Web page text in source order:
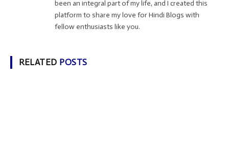
been an integral part of my life, and I created this
platform to share my love for Hindi Blogs with
fellow enthusiasts like you.
RELATED POSTS